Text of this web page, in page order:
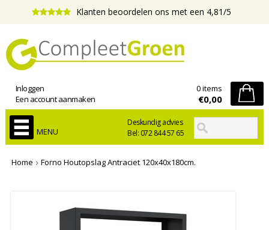
Klanten beoordelen ons met een 4,81/5
Deskundig advies
Bel: 072 844 57 65
Inloggen
Een account aanmaken
0 items
€0,00
MENU
Home Forno Houtopslag Antraciet 120x40x180cm.